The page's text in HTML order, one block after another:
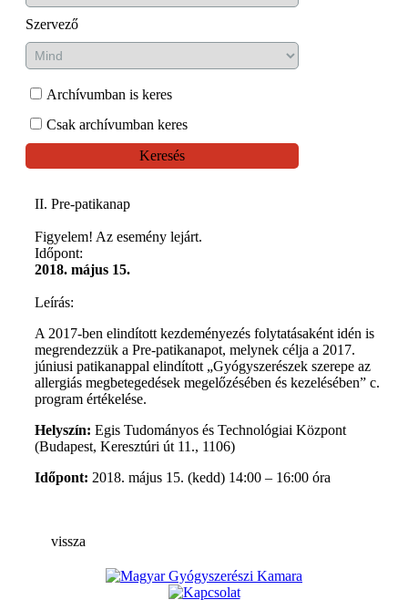
Szervező
Archívumban is keres
Csak archívumban keres
Keresés
II. Pre-patikanap
Figyelem! Az esemény lejárt.
Időpont:
2018. május 15.
Leírás:
A 2017-ben elindított kezdeményezés folytatásaként idén is
megrendezzük a Pre-patikanapot, melynek célja a 2017.
júniusi patikanappal elindított „Gyógyszerészek szerepe az
allergiás megbetegedések megelőzésében és kezelésében” c.
program értékelése.
Helyszín: Egis Tudományos és Technológiai Központ
(Budapest, Keresztúri út 11., 1106)
Időpont: 2018. május 15. (kedd) 14:00 – 16:00 óra
vissza